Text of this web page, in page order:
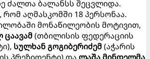
ძალთა ბალანსს შეცვლიდა.
აღმასკომში 18 პერსონაა.
მონაწილეობის მოტივით,
(თბილისის ფედერაციის
სულხან გოგიბერიძემ(აჭარის